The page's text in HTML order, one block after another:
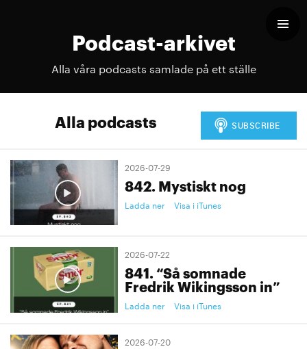
Podcast-arkivet
Alla våra podcasts samlade på ett ställe
Alla podcasts
2026-07-29
842. Mystiskt nog
Ladda ner Visa i iTunes
2026-07-22
841. “Så somnade
Fredrik Wikingsson in”
Ladda ner Visa i iTunes
2026-07-20